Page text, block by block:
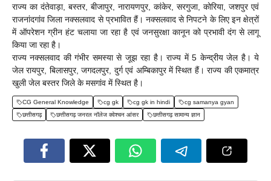
राज्य का दंतेवाड़ा, बस्तर, बीजापुर, नारायणपुर, कांकेर, सरगुजा, कोरिया, जशपुर एवं
राजनांदगांव जिला नक्सलवाद से प्रभावित हैं। नक्सलवाद से निपटने के लिए इन क्षेत्रों
में ऑपरेशन ग्रीन हंट चलाया जा रहा है एवं जनसुरक्षा कानून को प्रभावी दंग से लागू
किया जा रहा है।
राज्य नक्सलवाद की गंभीर समस्या से जूझ रहा है। राज्य में 5 केन्द्रीय जेल है। ये
जेल रायपुर, बिलासपुर, जगदलपुर, दुर्ग एवं अम्बिकापुर में स्थित हैं। राज्य की एकमात्र
खुली जेल बस्तर जिले के मसगांव में स्थित है।
CG General Knowledge cg gk cg gk in hindi
cg samanya gyan
छत्तीसगढ़
छत्तीसगढ़ जनरल नॉलेज क्वेश्चन आंसर छत्तीसगढ़ सामान्य ज्ञान